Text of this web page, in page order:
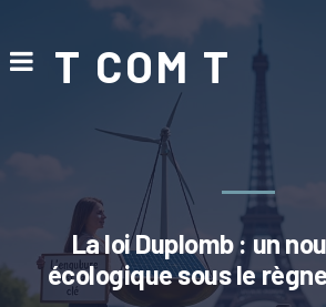
T COM T
La loi Duplomb : un
écologique sous le